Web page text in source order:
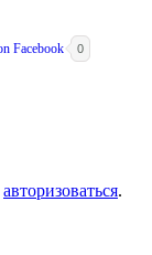
0
авторизоваться.